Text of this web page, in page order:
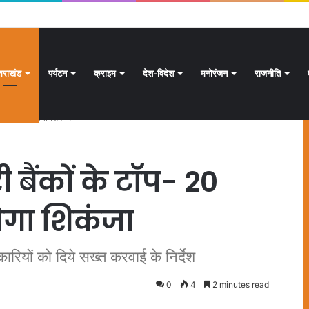
अभियान जारी, 24.30 लाख में से 20.27 लाख मतदाताओं तक पहुंचे नोटिस: सीईओ
पर्यटन क्राइम देश-विदेश मनोरंजन राजनीति
बैंकों के टॉप- 20
शिकंजा
को दिये सख्त करवाई के निर्देश
0 4 2 minutes read